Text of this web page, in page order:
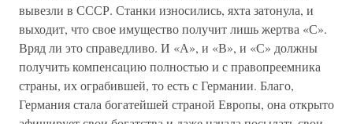
вывезли в СССР. Станки износились, яхта затонула, и
выходит, что свое имущество получит лишь жертва «С».
Вряд ли это справедливо. И «А», и «В», и «С» должны
получить компенсацию полностью и с правопреемника
страны, их ограбившей, то есть с Германии. Благо,
Германия стала богатейшей страной Европы, она открыто